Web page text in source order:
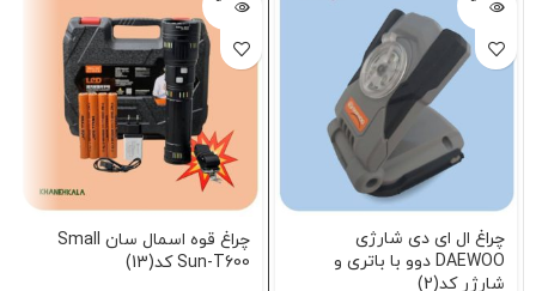
شده
چراغ ال ای دی شارژی
DAEWOO دوو با باتری و
شارژر کد(2)
شده
چراغ قوه اسمال سان Small
Sun-T600 کد(13)